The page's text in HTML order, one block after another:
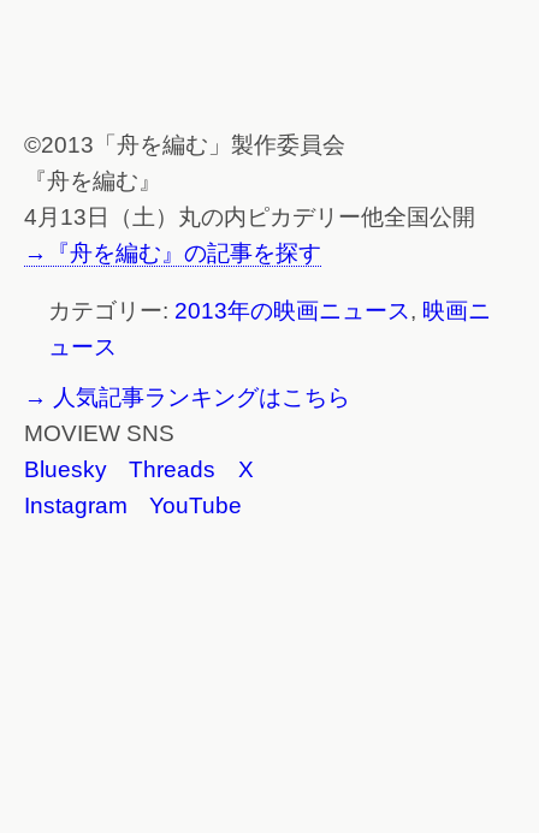
©2013「舟を編む」製作委員会
『舟を編む』
4月13日（土）丸の内ピカデリー他全国公開
→『舟を編む』の記事を探す
カテゴリー: 2013年の映画ニュース, 映画ニ
ュース
→ 人気記事ランキングはこちら
MOVIEW SNS
Bluesky
Threads
X
Instagram
YouTube